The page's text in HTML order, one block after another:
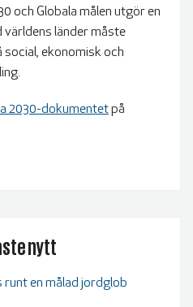
och Globala målen utgör en
världens länder måste
ekonomisk och
2030-dokumentetpå
nytt